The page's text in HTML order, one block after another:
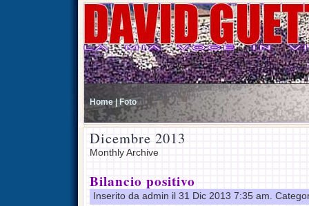
Home | Foto
Dicembre 2013
Monthly Archive
Bilancio positivo
Inserito da admin il 31 Dic 2013 7:35 am.